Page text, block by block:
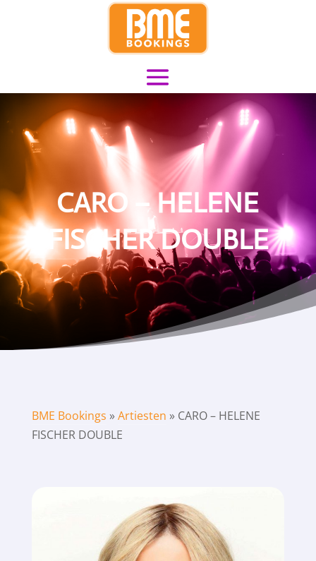
CARO – HELENE
FISCHER DOUBLE
BME Bookings »Artiesten » CARO – HELENE
FISCHER DOUBLE